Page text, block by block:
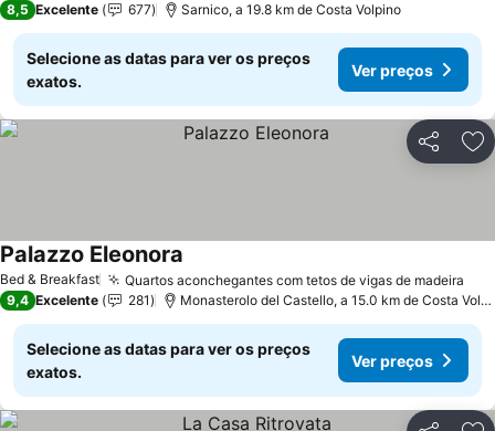
8,5 Excelente 677 Sarnico, a 19.8 km de Costa Volpino
Selecione as datas para ver os preços
exatos.
Ver preços
Partilhar
Bed & Breakfast Quartos aconchegantes com tetos de vigas de madeira
Palazzo Eleonora
9,4 Excelente 281 Monasterolo del Castello, a 15.0 km de Costa Volpino
Selecione as datas para ver os preços
exatos.
Ver preços